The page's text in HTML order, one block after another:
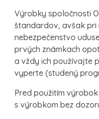
Výrobky spoločnosti
štandardov, avšak pri
nebezpečenstvo
prvých známkach
a vždy ich používajte
vyperte (studený
Pred použitím
s výrobkom bez